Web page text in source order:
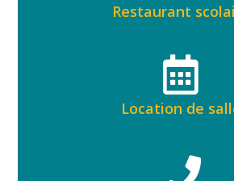
Restaurant
Location de